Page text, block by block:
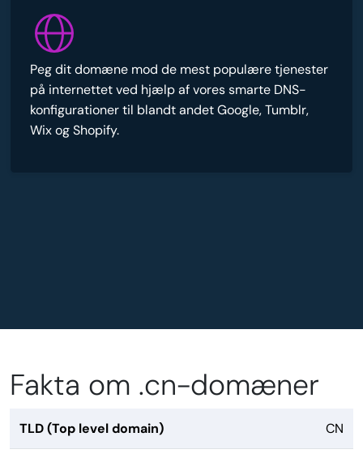
Peg dit domæne mod de mest populære tjenester
på internettet ved hjælp af vores smarte DNS-
konfigurationer til blandt andet Google, Tumblr,
Wix og Shopify.
Fakta om .cn-domæner
TLD (Top level domain) CN